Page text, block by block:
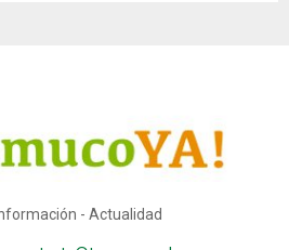
- Actualidad